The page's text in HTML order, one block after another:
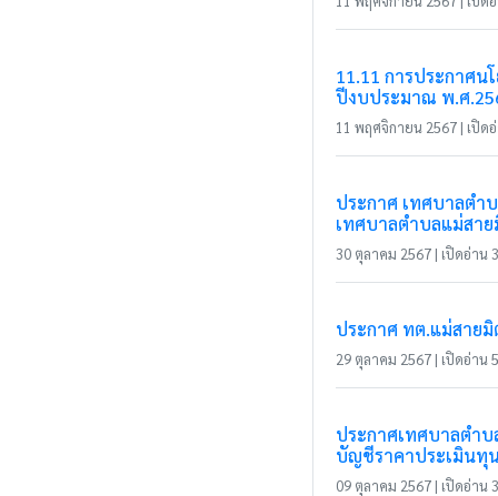
11.11 การประกาศ
ปีงบประมาณ พ.ศ
11 พฤศจิกายน 2567 | เปิด
ประกาศ เทศบาลตำ
เทศบาลตำบลแม่สา
30 ตุลาคม 2567 | เปิดอ่าน
ประกาศ ทต.แม่สาย
29 ตุลาคม 2567 | เปิดอ่าน
ประกาศเทศบาลตำ
บัญชีราคาประเมินทุ
09 ตุลาคม 2567 | เปิดอ่าน